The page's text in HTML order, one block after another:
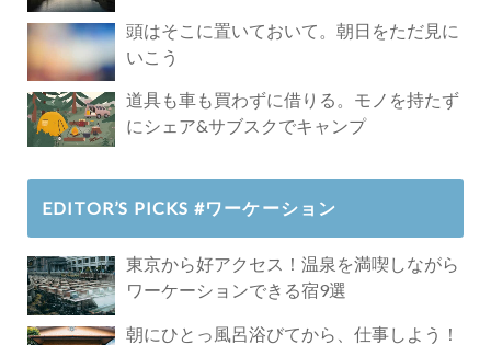
頭はそこに置いておいて。朝日をただ見に
いこう
道具も車も買わずに借りる。モノを持たず
にシェア&サブスクでキャンプ
EDITOR’S PICKS #ワーケーション
東京から好アクセス！温泉を満喫しながら
ワーケーションできる宿9選
朝にひとっ風呂浴びてから、仕事しよう！